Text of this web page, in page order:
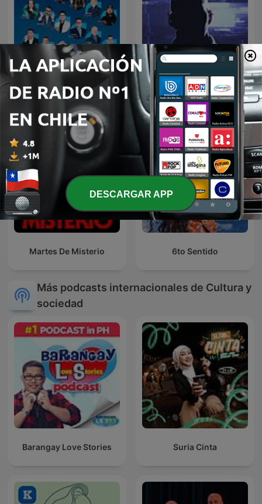
Humor Voz Populi BLU
Oculto tras la sombra
Juan Jesús Vallejo
Martes De Misterio 6to Sentido
Más podcasts internacionales de Cultura y
sociedad
Barangay Love Stories Suria Cinta
DESCARGAR APP